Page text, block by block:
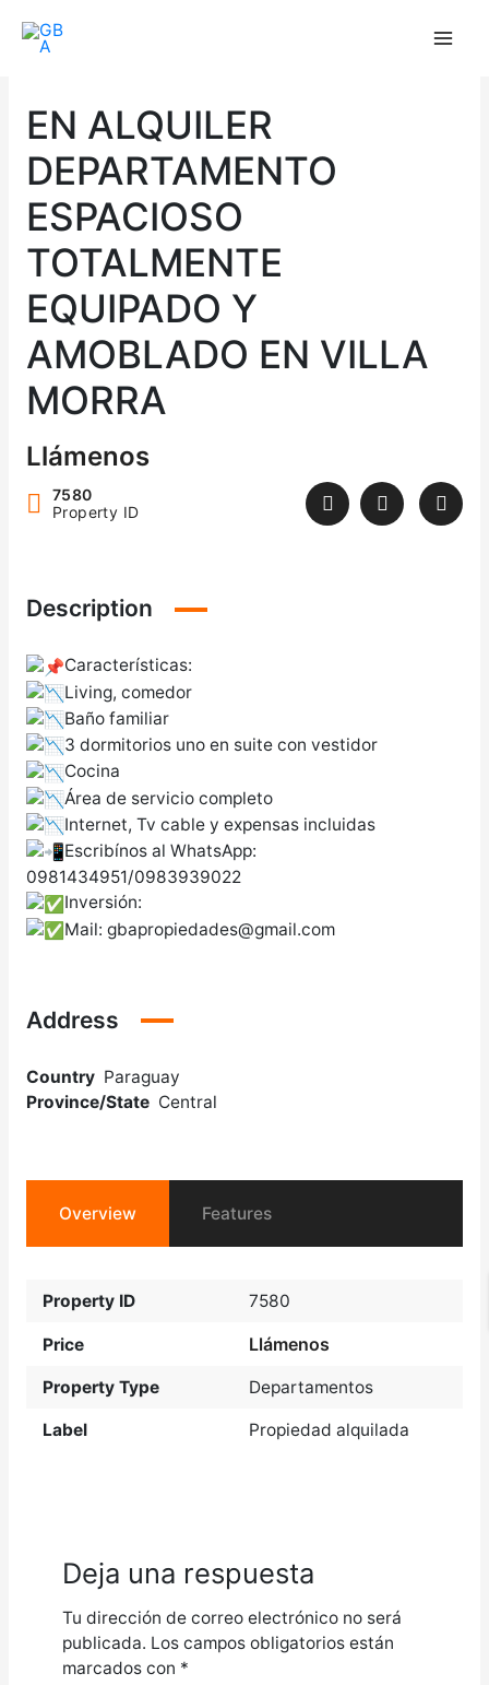
EN ALQUILER
DEPARTAMENTO
ESPACIOSO
TOTALMENTE
EQUIPADO Y
AMOBLADO EN VILLA
MORRA
Llámenos
7580
Property ID
Description
Características:
Living, comedor
Baño familiar
3 dormitorios uno en suite con vestidor
Cocina
Área de servicio completo
Internet, Tv cable y expensas incluidas
Escribínos al WhatsApp:
0981434951/0983939022
Inversión:
Mail: gbapropiedades@gmail.com
Address
Country Paraguay
Province/State Central
Overview Features
Property ID 7580
Price Llámenos
Property Type Departamentos
Label Propiedad alquilada
Deja una respuesta
Tu dirección de correo electrónico no será
publicada. Los campos obligatorios están
marcados con *